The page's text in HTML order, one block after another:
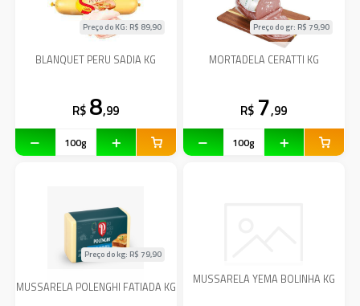
BLANQUET PERU SADIA KG
Preço do KG: R$ 89,90
R$ 8,99
MORTADELA CERATTI KG
Preço do gr: R$ 79,90
R$ 7,99
MUSSARELA POLENGHI FATIADA KG
Preço do kg: R$ 79,90
MUSSARELA YEMA BOLINHA KG